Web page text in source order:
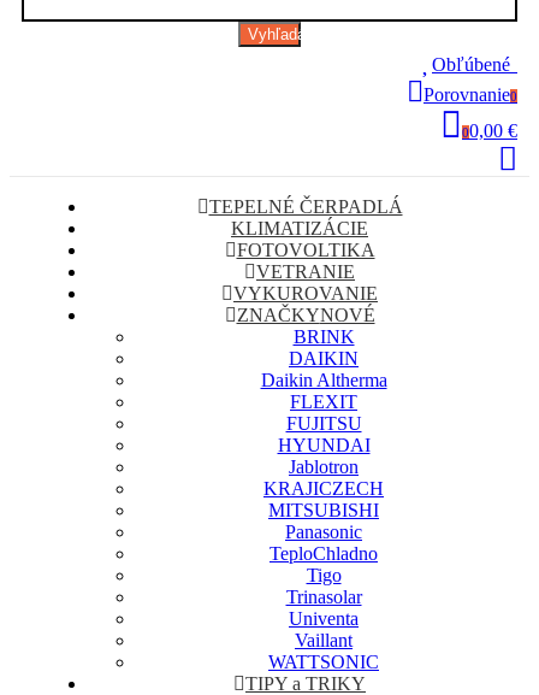
Vyhľadávanie
Obľúbené
Porovnanie0
00,00 €
TEPELNÉ ČERPADLÁ
KLIMATIZÁCIE
FOTOVOLTIKA
VETRANIE
VYKUROVANIE
ZNAČKYNOVÉ
BRINK
DAIKIN
Daikin Altherma
FLEXIT
FUJITSU
HYUNDAI
Jablotron
KRAJICZECH
MITSUBISHI
Panasonic
TeploChladno
Tigo
Trinasolar
Univenta
Vaillant
WATTSONIC
TIPY a TRIKY